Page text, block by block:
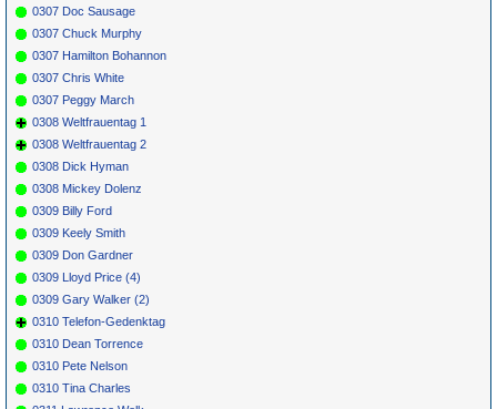
0307 Doc Sausage
0307 Chuck Murphy
0307 Hamilton Bohannon
0307 Chris White
0307 Peggy March
0308 Weltfrauentag 1
0308 Weltfrauentag 2
0308 Dick Hyman
0308 Mickey Dolenz
0309 Billy Ford
0309 Keely Smith
0309 Don Gardner
0309 Lloyd Price (4)
0309 Gary Walker (2)
0310 Telefon-Gedenktag
0310 Dean Torrence
0310 Pete Nelson
0310 Tina Charles